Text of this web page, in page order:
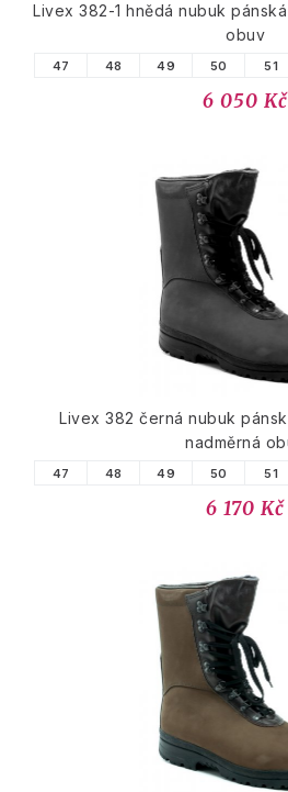
Livex 382-1 hnědá nubuk
obuv
47 48 49 50 51
6 050 Kč
Livex 382 černá nubuk
nadměrná
47 48 49 50 51
6 170 Kč